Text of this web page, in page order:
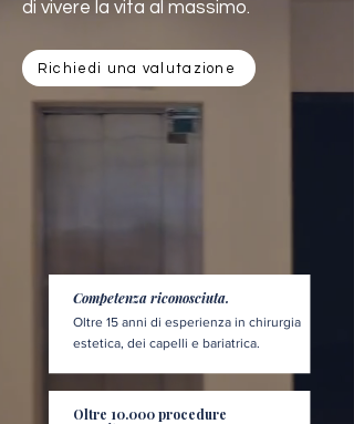
di vivere la vita al massimo.
Richiedi una valutazione
Competenza riconosciuta.
Oltre 15 anni di esperienza in chirurgia
estetica, dei capelli e bariatrica.
Oltre 10.000 procedure